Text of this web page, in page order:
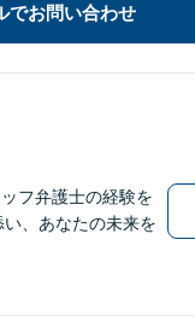
でお問い合わせ
フ弁護士の経験を
、あなたの未来を